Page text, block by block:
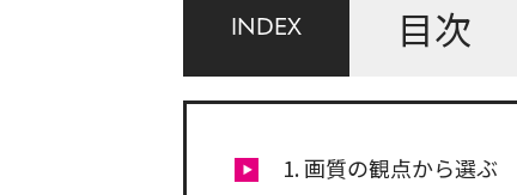
INDEX 目次
1. 画質の観点から選ぶ